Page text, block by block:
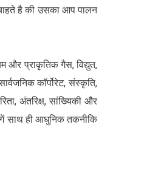
है की उसका आप पालन
और प्राकृतिक गैस, विद्युत,
कॉर्पोरेट, संस्कृति,
अंतरिक्ष, सांख्यिकी और
साथ ही आधुनिक तकनीकि